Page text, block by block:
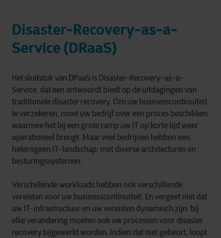
Disaster-Recovery-as-a-
Service (DRaaS)
Het sluitstuk van DPaaS is Disaster-Recovery-as-a-
Service, dat een antwoordt biedt op de uitdagingen van
traditionele disaster recovery. Om uw businesscontinuïteit
te verzekeren, moet uw bedrijf over een proces beschikken
waarmee het bij een grote ramp uw IT op korte tijd weer
operationeel brengt. Maar veel bedrijven hebben een
heterogeen IT-landschap, met diverse architecturen en
besturingssystemen.
Verschillende workloads hebben ook verschillende
vereisten voor uw businesscontinuïteit. En vergeet niet dat
uw IT-infrastructuur en uw vereisten dynamisch zijn: bij
elke verandering moeten ook uw processen voor disaster
recovery bijgewerkt worden. Indien dat niet gebeurt, loopt